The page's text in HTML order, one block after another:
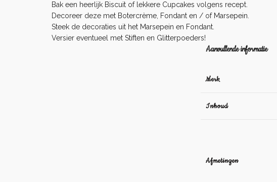
Bak een heerlijk Biscuit of lekkere Cupcakes volgens recept.
Decoreer deze met Botercrème Fondant en / of Marsepein
Steek de decoraties uit het Marsepein en Fondant
Versier eventueel met Stiften en Glitterpoeders!
Aanvullende informatie
Merk
Inhoud
Afmetingen